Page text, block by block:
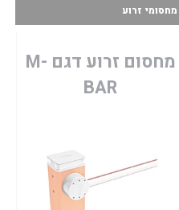
מחסומי זרוע
מחסום זרוע דגם M-
BAR